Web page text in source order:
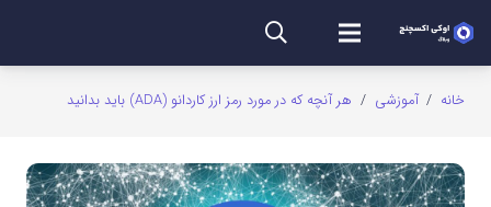
خانه / آموزشی / هر آنچه که در مورد رمز ارز کاردانو (ADA) باید بدانید